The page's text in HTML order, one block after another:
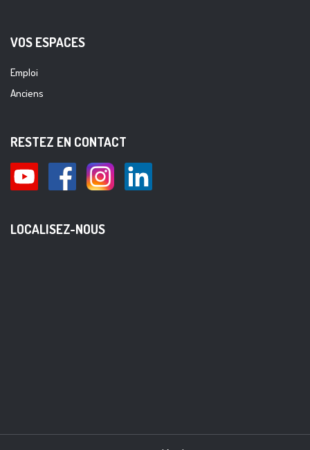
VOS ESPACES
Emploi
Anciens
RESTEZ EN CONTACT
LOCALISEZ-NOUS